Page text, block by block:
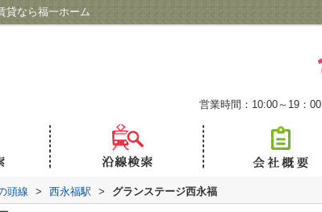
貸なら福一ホーム
営業時間：10:00～19：00
頭線 > 西永福駅 > グランステージ西永福